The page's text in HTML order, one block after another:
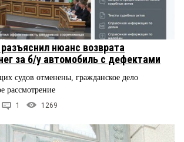
нюанс возврата
за б/у автомобиль с дефектами
судов отменены, гражданское дело
рассмотрение
1 1269